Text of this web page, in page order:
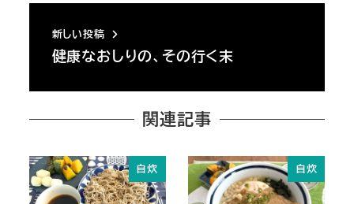
新しい投稿
健康なおしりの、その行く末
関連記事
自炊 自炊